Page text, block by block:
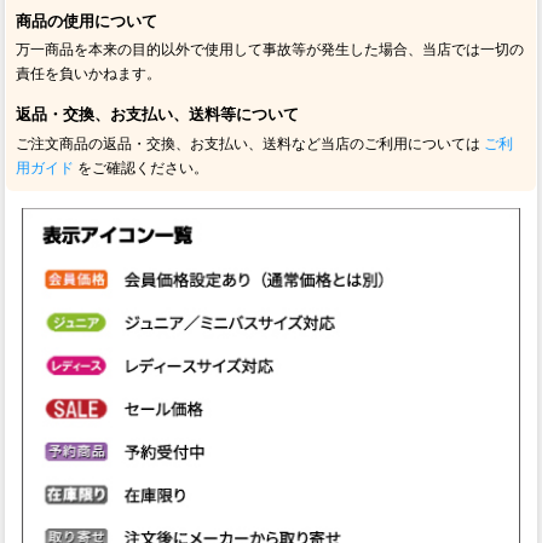
商品の使用について
万一商品を本来の目的以外で使用して事故等が発生した場合、当店では一切の
責任を負いかねます。
返品・交換、お支払い、送料等について
ご注文商品の返品・交換、お支払い、送料など当店のご利用については ご利
用ガイド をご確認ください。